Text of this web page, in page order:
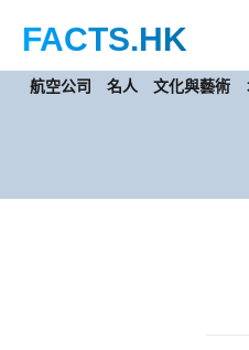
FACTS.HK
航空公司 名人 文化與藝術